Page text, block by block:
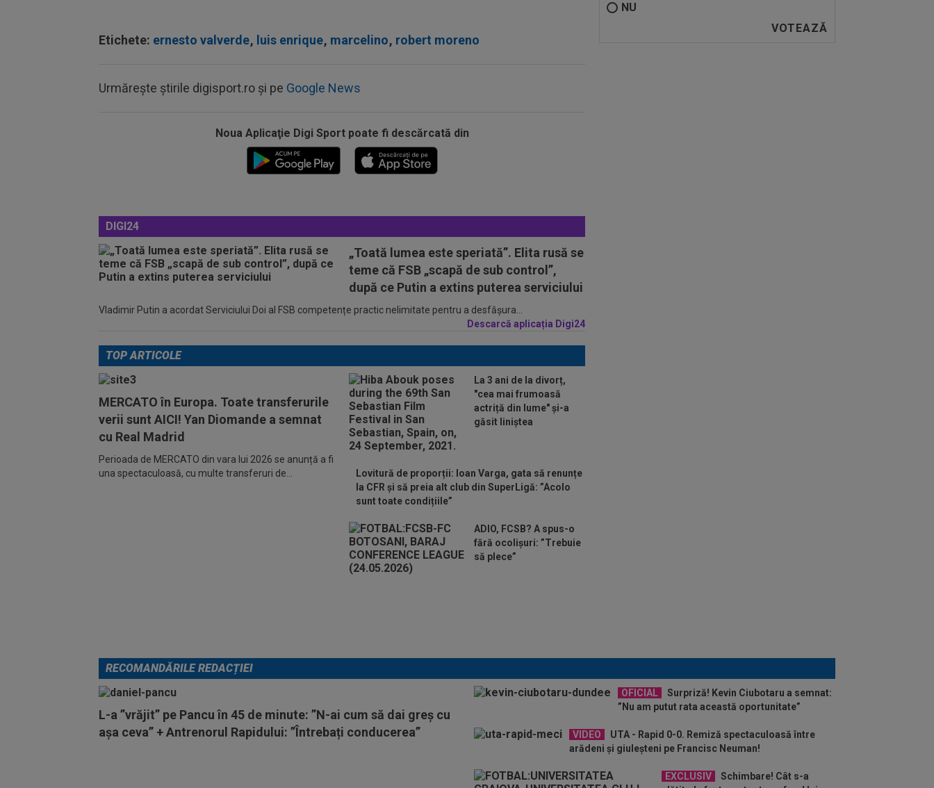
Etichete: ernesto valverde, luis enrique, marcelino, robert moreno
Urmărește știrile digisport.ro și pe Google News
Noua Aplicaţie Digi Sport poate fi descărcată din
DIGI24
„Toată lumea este speriată”. Elita rusă se
teme că FSB „scapă de sub control”,
după ce Putin a extins puterea serviciului
Vladimir Putin a acordat Serviciului Doi al FSB competențe practic nelimitate pentru a desfășura...
Descarcă aplicația Digi24
NU
TOP ARTICOLE
MERCATO în Europa. Toate transferurile
verii sunt AICI! Yan Diomande a semnat
cu Real Madrid
Perioada de MERCATO din vara lui 2026 se anunță a fi
una spectaculoasă, cu multe transferuri de...
La 3 ani de la divorț,
"cea mai frumoasă
actriță din lume" și-a
găsit liniștea
Lovitură de proporții: Ioan Varga, gata să renunțe
la CFR și să preia alt club din SuperLigă: ”Acolo
sunt toate condițiile”
ADIO, FCSB? A spus-o
fără ocolișuri: ”Trebuie
să plece”
RECOMANDĂRILE REDACȚIEI
L-a ”vrăjit” pe Pancu în 45 de minute: ”N-ai cum să dai greș cu
așa ceva” + Antrenorul Rapidului: ”Întrebați conducerea”
OFICIAL
Surpriză! Kevin Ciubotaru a semnat:
”Nu am putut rata această oportunitate”
VIDEO
UTA - Rapid 0-0. Remiză spectaculoasă între
arădeni și giuleșteni pe Francisc Neuman!
EXCLUSIV
Schimbare! Cât s-a